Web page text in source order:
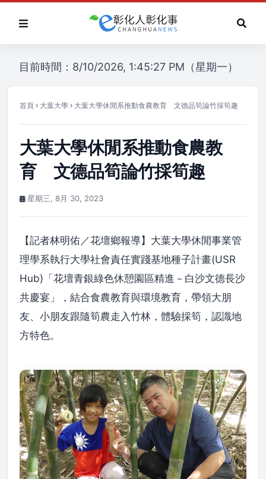
目前時間：8/10/2026, 1:45:27 PM（星期一）
首頁 大葉大學 大葉大學休閒系推動食農教育 文德品筍論竹採筍趣
大葉大學休閒系推動食農教
育 文德品筍論竹採筍趣
星期三, 8月 30, 2023
【記者林明佑／花壇鄉報導】大葉大學休閒事業管
理學系執行大學社會責任實踐基地種子計畫(USR
Hub)「花壇青銀綠色休憩園區精進－白沙文德長沙
共慶宴」，結合食農教育與環境教育，帶領大朋
友、小朋友跟隨筍農走入竹林，體驗採筍，認識地
方特色。